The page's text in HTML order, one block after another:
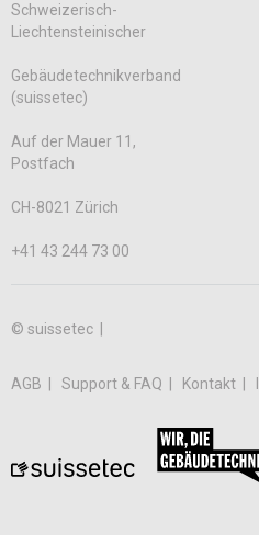
Schweizerisch-
Liechtensteinischer
Gebäudetechnikverband
(suissetec)
Auf der Mauer 11,
Postfach
CH-8021 Zürich
+41 43 244 73 00
© suissetec |
AGB Support & FAQ Kontakt